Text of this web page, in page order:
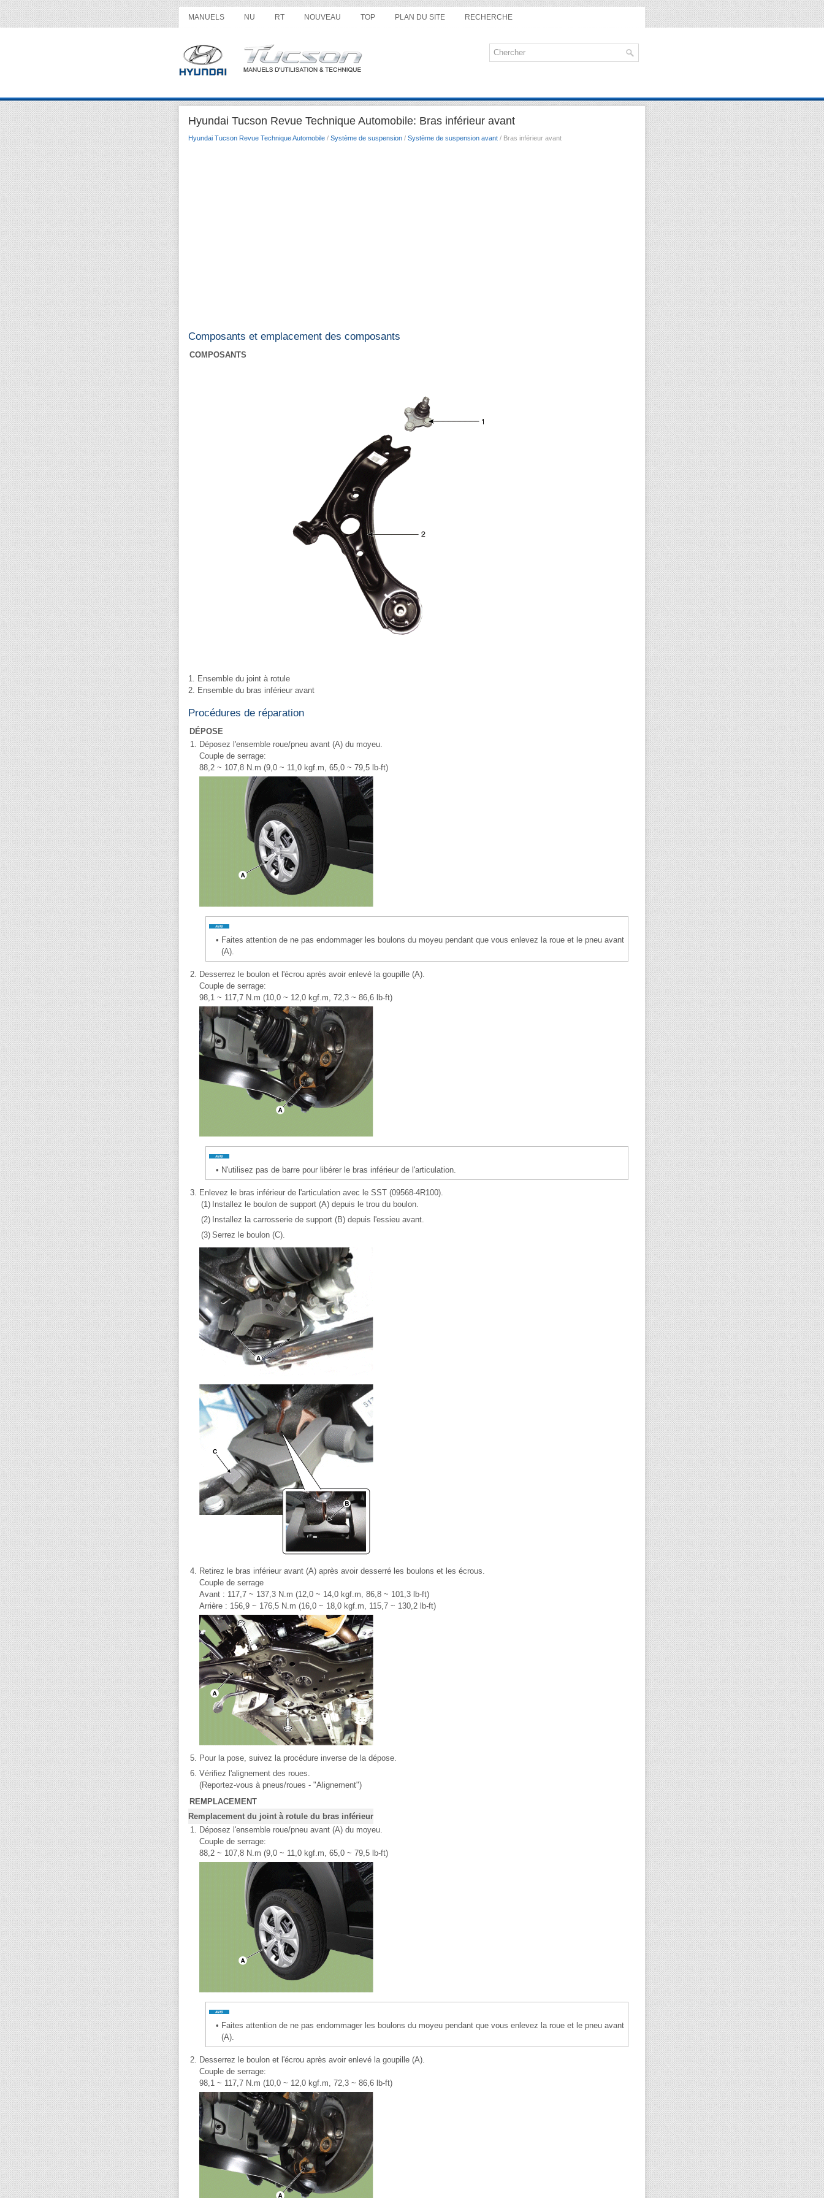
MANUELS NU RT NOUVEAU TOP PLAN DU SITE RECHERCHE
Hyundai Tucson Revue Technique Automobile: Bras inférieur avant
Hyundai Tucson Revue Technique Automobile / Système de suspension / Système de suspension avant / Bras inférieur avant
Composants et emplacement des composants
COMPOSANTS
1. Ensemble du joint à rotule
2. Ensemble du bras inférieur avant
Procédures de réparation
DÉPOSE
1. Déposez l'ensemble roue/pneu avant (A) du moyeu.
Couple de serrage:
88,2 ~ 107,8 N.m (9,0 ~ 11,0 kgf.m, 65,0 ~ 79,5 lb-ft)
• Faites attention de ne pas endommager les boulons du moyeu pendant que vous enlevez la roue et le pneu avant
(A).
2. Desserrez le boulon et l'écrou après avoir enlevé la goupille (A).
Couple de serrage:
98,1 ~ 117,7 N.m (10,0 ~ 12,0 kgf.m, 72,3 ~ 86,6 lb-ft)
• N'utilisez pas de barre pour libérer le bras inférieur de l'articulation.
3. Enlevez le bras inférieur de l'articulation avec le SST (09568-4R100).
(1) Installez le boulon de support (A) depuis le trou du boulon.
(2) Installez la carrosserie de support (B) depuis l'essieu avant.
(3) Serrez le boulon (C).
4. Retirez le bras inférieur avant (A) après avoir desserré les boulons et les écrous.
Couple de serrage
Avant : 117,7 ~ 137,3 N.m (12,0 ~ 14,0 kgf.m, 86,8 ~ 101,3 lb-ft)
Arrière : 156,9 ~ 176,5 N.m (16,0 ~ 18,0 kgf.m, 115,7 ~ 130,2 lb-ft)
5. Pour la pose, suivez la procédure inverse de la dépose.
6. Vérifiez l'alignement des roues.
(Reportez-vous à pneus/roues - "Alignement")
REMPLACEMENT
Remplacement du joint à rotule du bras inférieur
1. Déposez l'ensemble roue/pneu avant (A) du moyeu.
Couple de serrage:
88,2 ~ 107,8 N.m (9,0 ~ 11,0 kgf.m, 65,0 ~ 79,5 lb-ft)
• Faites attention de ne pas endommager les boulons du moyeu pendant que vous enlevez la roue et le pneu avant
(A).
2. Desserrez le boulon et l'écrou après avoir enlevé la goupille (A).
Couple de serrage:
98,1 ~ 117,7 N.m (10,0 ~ 12,0 kgf.m, 72,3 ~ 86,6 lb-ft)